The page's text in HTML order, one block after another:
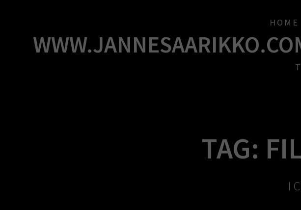
HOME
TAG:
I